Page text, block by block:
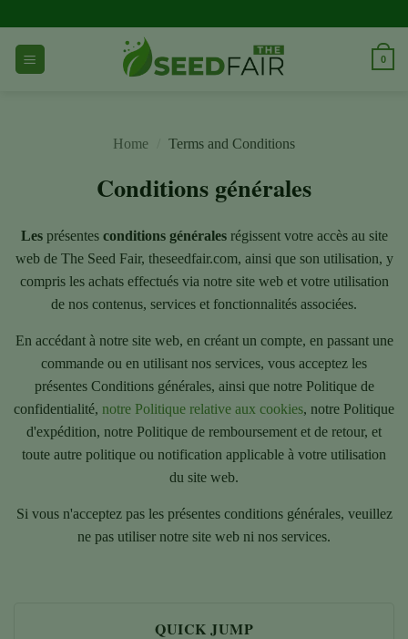
directement
contenu
0
Home Terms and Conditions
Conditions générales
Lesprésentes conditions généralesrégissent votre accès au site
web de The Seed Fair, theseedfair.com, ainsi que son utilisation, y
compris les achats effectués via notre site web et votre utilisation
de nos contenus, services et fonctionnalités associées.
En accédant à notre site web, en créant un compte, en passant une
commande ou en utilisant nos services, vous acceptez les
présentes Conditions générales, ainsi que notre Politique de
confidentialité, notre Politique relative aux cookies, notre Politique
d'expédition, notre Politique de remboursement et de retour, et
toute autre politique ou notification applicable à votre utilisation
du site web.
Si vous n'acceptez pas les présentes conditions générales, veuillez
ne pas utiliser notre site web ni nos services.
QUICK JUMP